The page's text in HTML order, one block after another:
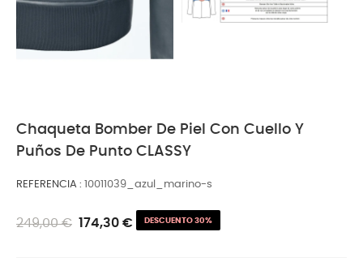
Chaqueta Bomber De Piel Con Cuello Y
Puños De Punto CLASSY
REFERENCIA 10011039_azul_marino-s
249,00 € 174,30 € DESCUENTO 30%